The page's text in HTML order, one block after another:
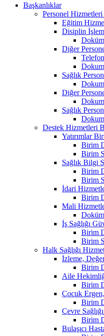
Başkanlıklar
Personel Hizmetleri
Eğitim
Disiplin
Diğer
Telefon
Sağlık
Diğer
Sağlık
Destek Hizmetleri
Yatırımlar
Birim
Birim
Sağlık Bilgi
Birim
Birim
İdari
Birim
Mali
İş Sağlığı
Birim
Birim
Halk Sağlığı
İzleme,
Birim
Aile
Birim
Çocuk
Birim
Çevre
Birim
Bulaşıcı